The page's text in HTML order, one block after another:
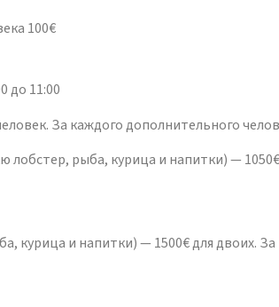
100€
до 11:00
За каждого дополнительного
лобстер, рыба, курица и напитки) —
курица и напитки) — 1500€ для двоих. За